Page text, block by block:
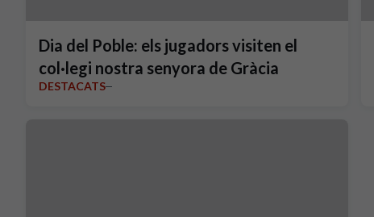
Dia del Poble: els jugadors visiten el
col·legi nostra senyora de Gràcia
DESTACATS